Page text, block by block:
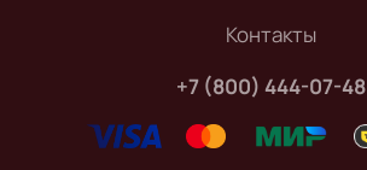
Контакты
+7 (800) 444-07-48